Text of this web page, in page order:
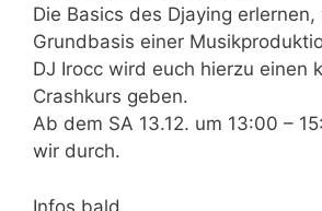
Die Basics des Djaying erlernen,
Grundbasis einer
DJ Irocc wird euch hierzu einen
Crashkurs geben.
Ab dem SA 13.12. um 13:00 –
wir durch.
Infos bald..